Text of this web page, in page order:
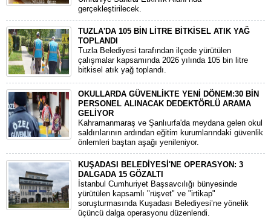
gerçekleştirilecek.
TUZLA'DA 105 BİN LİTRE BİTKİSEL ATIK YAĞ
TOPLANDI
Tuzla Belediyesi tarafından ilçede yürütülen
çalışmalar kapsamında 2026 yılında 105 bin litre
bitkisel atık yağ toplandı.
OKULLARDA GÜVENLİKTE YENİ DÖNEM:30 BİN
PERSONEL ALINACAK DEDEKTÖRLÜ ARAMA
GELİYOR
​Kahramanmaraş ve Şanlıurfa'da meydana gelen okul
saldırılarının ardından eğitim kurumlarındaki güvenlik
önlemleri baştan aşağı yenileniyor.
KUŞADASI BELEDİYESİ'NE OPERASYON: 3
DALGADA 15 GÖZALTI
​İstanbul Cumhuriyet Başsavcılığı bünyesinde
yürütülen kapsamlı "rüşvet" ve "irtikap"
soruşturmasında Kuşadası Belediyesi’ne yönelik
üçüncü dalga operasyonu düzenlendi.